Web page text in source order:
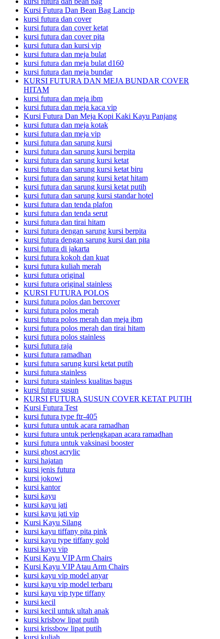
Kursi Futura Dan Bean Bag Lancip
kursi futura dan cover
kursi futura dan cover ketat
kursi futura dan cover pita
kursi futura dan kursi vip
kursi futura dan meja bulat
kursi futura dan meja bulat d160
kursi futura dan meja bundar
KURSI FUTURA DAN MEJA BUNDAR COVER
HITAM
kursi futura dan meja ibm
kursi futura dan meja kaca vip
Kursi Futura Dan Meja Kopi Kaki Kayu Panjang
kursi futura dan meja kotak
kursi futura dan meja vip
kursi futura dan sarung kursi
kursi futura dan sarung kursi berpita
kursi futura dan sarung kursi ketat
kursi futura dan sarung kursi ketat biru
kursi futura dan sarung kursi ketat hitam
kursi futura dan sarung kursi ketat putih
kursi futura dan sarung kursi standar hotel
kursi futura dan tenda plafon
kursi futura dan tenda serut
kursi futura dan tirai hitam
kursi futura dengan sarung kursi berpita
kursi futura dengan sarung kursi dan pita
kursi futura di jakarta
kursi futura kokoh dan kuat
kursi futura kuliah merah
kursi futura original
kursi futura original stainless
KURSI FUTURA POLOS
kursi futura polos dan bercover
kursi futura polos merah
kursi futura polos merah dan meja ibm
kursi futura polos merah dan tirai hitam
kursi futura polos stainless
kursi futura raja
kursi futura ramadhan
kursi futura sarung kursi ketat putih
kursi futura stainless
kursi futura stainless kualitas bagus
kursi futura susun
KURSI FUTURA SUSUN COVER KETAT PUTIH
Kursi Futura Test
kursi futura type ftr-405
kursi futura untuk acara ramadhan
kursi futura untuk perlengkapan acara ramadhan
kursi futura untuk vaksinasi booster
kursi ghost acrylic
kursi hajatan
kursi jenis futura
kursi jokowi
kursi kantor
kursi kayu
kursi kayu jati
kursi kayu jati vip
Kursi Kayu Silang
kursi kayu tiffany pita pink
kursi kayu type tiffany gold
kursi kayu vip
Kursi Kayu VIP Arm Chairs
Kursi Kayu VIP Atau Arm Chairs
kursi kayu vip model anyar
kursi kayu vip model terbaru
kursi kayu vip type tiffany
kursi kecil
kursi kecil untuk ultah anak
kursi krisbow lipat putih
kursi krissbow lipat putih
kursi kuliah